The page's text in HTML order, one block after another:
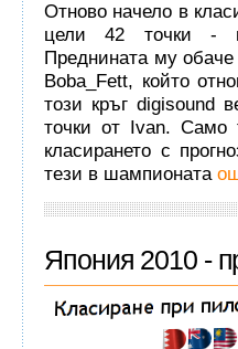
Отново начело в
цели 42 точки -
Преднината му обаче
Boba_Fett, който
този кръг digisound
точки от Ivan. Само
класирането с
тези в шампионата
Япония 2010 -